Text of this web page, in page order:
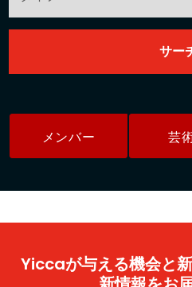
メンバー 芸
Yiccaが与える機会と